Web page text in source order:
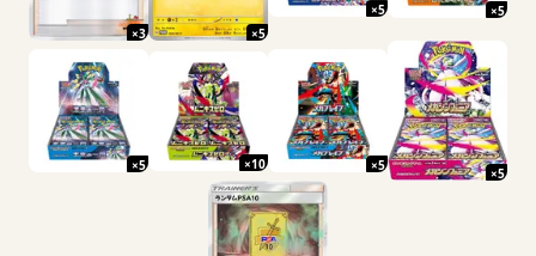
×3 ×5
×5 ×5
×5 ×10 ×5
×5